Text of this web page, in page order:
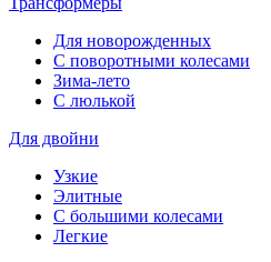
Для новорожденных
С поворотными колесами
Зима-лето
С люлькой
Для двойни
Узкие
Элитные
С большими колесами
Легкие